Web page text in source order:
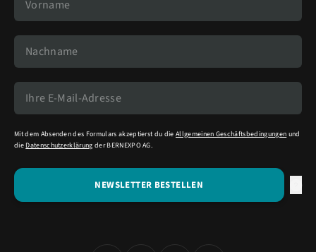
Mit dem Absenden des Formulars akzeptierst du dieAllgemeinen Geschäftsbedingungen und
die Datenschutzerklärung der BERNEXPO AG.